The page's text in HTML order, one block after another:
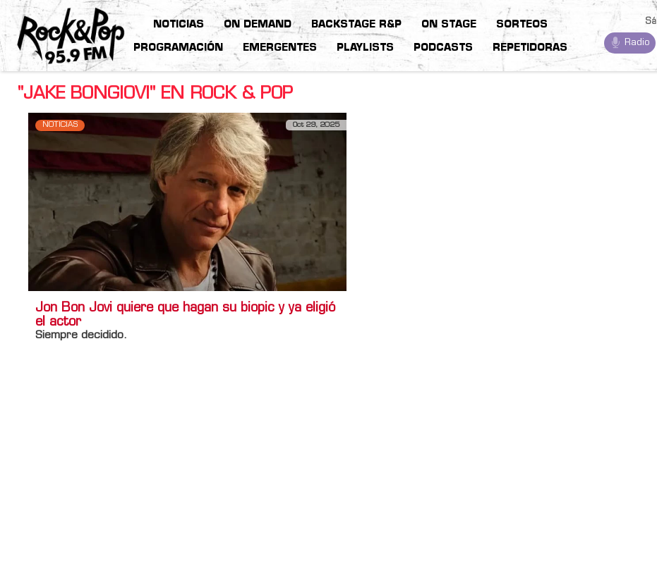
NOTICIAS ON DEMAND BACKSTAGE R&P ON STAGE SORTEOS
PROGRAMACIÓN EMERGENTES PLAYLISTS PODCASTS REPETIDORAS
Radio
"JAKE BONGIOVI" EN ROCK & POP
NOTICIAS Oct 29, 2025
Jon Bon Jovi quiere que hagan su biopic y ya eligió
el actor
Siempre decidido.